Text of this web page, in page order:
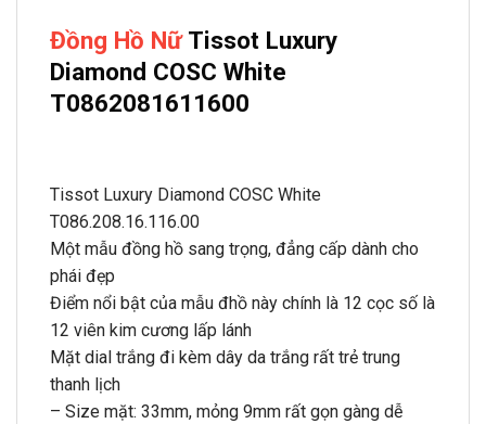
Đồng Hồ NữTissot Luxury
Diamond COSC White
T0862081611600
Tissot Luxury Diamond COSC White
T086.208.16.116.00
Một mẫu đồng hồ sang trọng, đẳng cấp dành cho
phái đẹp
Điểm nổi bật của mẫu đhồ này chính là 12 cọc số là
12 viên kim cương lấp lánh
Mặt dial trắng đi kèm dây da trắng rất trẻ trung
thanh lịch
– Size mặt: 33mm, mỏng 9mm rất gọn gàng dễ